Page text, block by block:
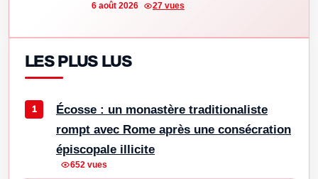
6 août 2026 27 vues
LES PLUS LUS
Écosse : un monastère traditionaliste
rompt avec Rome après une consécration
épiscopale illicite
652 vues